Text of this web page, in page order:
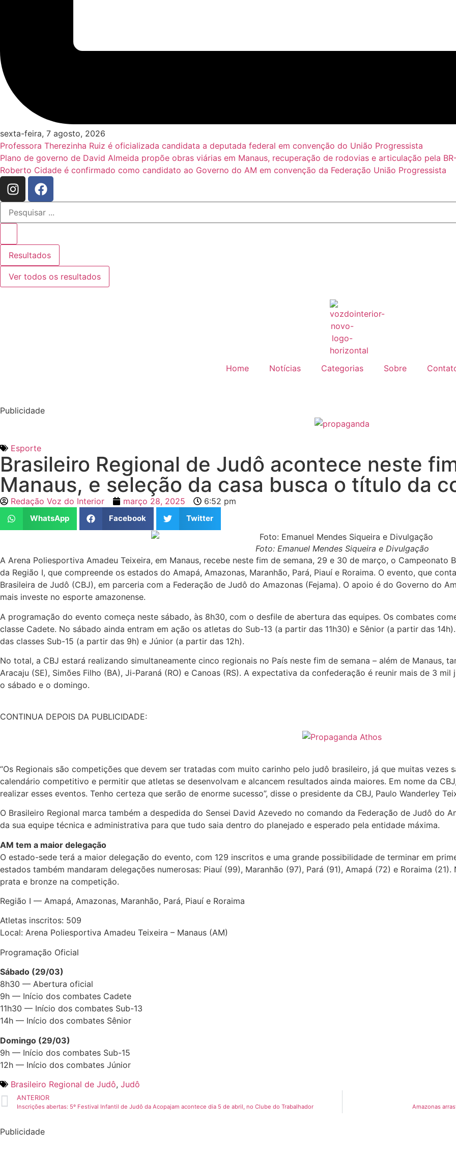
sexta-feira, 7 agosto, 2026
Professora Therezinha Ruiz é oficializada candidata a deputada federal em convenção do União Progressista
Plano de governo de David Almeida propõe obras viárias em Manaus, recuperação de rodovias e articulação pela
Roberto Cidade é confirmado como candidato ao Governo do AM em convenção da Federação União Progressista
Resultados
Ver todos os resultados
Home Notícias Categorias Sobre
Publicidade
Esporte
Brasileiro Regional de Judô acontece neste
Manaus, e seleção da casa busca o título da
Redação Voz do Interior março 28, 2025 6:52 pm
WhatsApp Facebook Twitter
Foto: Emanuel Mendes Siqueira e Divulgação
A Arena Poliesportiva Amadeu Teixeira, em Manaus, recebe neste fim de semana, 29 e 30 de março, o Campeonato
da Região I, que compreende os estados do Amapá, Amazonas, Maranhão, Pará, Piauí e Roraima. O evento, que
Brasileira de Judô (CBJ), em parceria com a Federação de Judô do Amazonas (Fejama). O apoio é do Governo do
mais investe no esporte amazonense.
A programação do evento começa neste sábado, às 8h30, com o desfile de abertura das equipes. Os combates
classe Cadete. No sábado ainda entram em ação os atletas do Sub-13 (a partir das 11h30) e Sênior (a partir das
das classes Sub-15 (a partir das 9h) e Júnior (a partir das 12h).
No total, a CBJ estará realizando simultaneamente cinco regionais no País neste fim de semana – além de Manaus,
Aracaju (SE), Simões Filho (BA), Ji-Paraná (RO) e Canoas (RS). A expectativa da confederação é reunir mais de 3
o sábado e o domingo.
CONTINUA DEPOIS DA PUBLICIDADE:
“Os Regionais são competições que devem ser tratadas com muito carinho pelo judô brasileiro, já que muitas
calendário competitivo e permitir que atletas se desenvolvam e alcancem resultados ainda maiores. Em nome da
realizar esses eventos. Tenho certeza que serão de enorme sucesso”, disse o presidente da CBJ, Paulo Wanderley
O Brasileiro Regional marca também a despedida do Sensei David Azevedo no comando da Federação de Judô do
da sua equipe técnica e administrativa para que tudo saia dentro do planejado e esperado pela entidade máxima.
AM tem a maior delegação
O estado-sede terá a maior delegação do evento, com 129 inscritos e uma grande possibilidade de terminar em
estados também mandaram delegações numerosas: Piauí (99), Maranhão (97), Pará (91), Amapá (72) e Roraima
prata e bronze na competição.
Região I — Amapá, Amazonas, Maranhão, Pará, Piauí e Roraima
Atletas inscritos: 509
Local: Arena Poliesportiva Amadeu Teixeira – Manaus (AM)
Programação Oficial
Sábado (29/03)
8h30 — Abertura oficial
9h — Início dos combates Cadete
11h30 — Início dos combates Sub-13
14h — Início dos combates Sênior
Domingo (29/03)
9h — Início dos combates Sub-15
12h — Início dos combates Júnior
Brasileiro Regional de Judô, Judô
ANTERIOR
Inscrições abertas: 5º Festival Infantil de Judô da Acopajam acontece dia 5 de abril, no Clube do Trabalhador Amazonas
Publicidade